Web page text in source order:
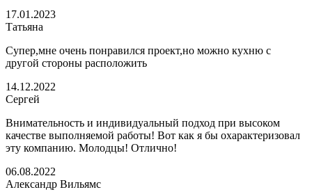
17.01.2023
Татьяна
Супер,мне очень понравился проект,но можно кухню с
другой стороны расположить
14.12.2022
Сергей
Внимательность и индивидуальный подход при высоком
качестве выполняемой работы! Вот как я бы охарактеризовал
эту компанию. Молодцы! Отлично!
06.08.2022
Александр Вильямс